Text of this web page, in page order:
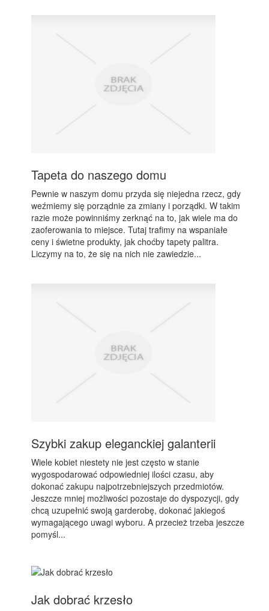
Tapeta do naszego domu
Pewnie w naszym domu przyda się niejedna rzecz, gdy
weźmiemy się porządnie za zmiany i porządki. W takim
razie może powinniśmy zerknąć na to, jak wiele ma do
zaoferowania to miejsce. Tutaj trafimy na wspaniałe
ceny i świetne produkty, jak choćby tapety palitra.
Liczymy na to, że się na nich nie zawiedzie...
Szybki zakup eleganckiej galanterii
Wiele kobiet niestety nie jest często w stanie
wygospodarować odpowiedniej ilości czasu, aby
dokonać zakupu najpotrzebniejszych przedmiotów.
Jeszcze mniej możliwości pozostaje do dyspozycji, gdy
chcą uzupełnić swoją garderobę, dokonać jakiegoś
wymagającego uwagi wyboru. A przecież trzeba jeszcze
pomyśl...
Jak dobrać krzesło